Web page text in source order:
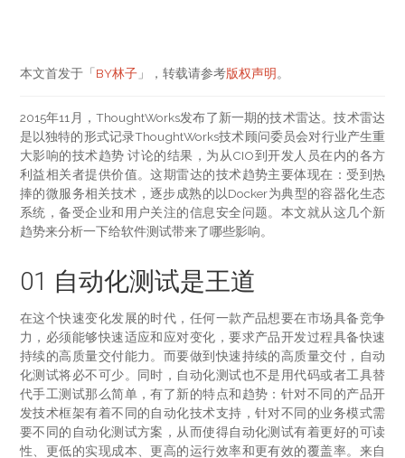
本文首发于「 BY林子」，转载请参考版权声明。
2015年11月，ThoughtWorks发布了新一期的技术雷达。技术雷达
是以独特的形式记录ThoughtWorks技术顾问委员会对行业产生重
大影响的技术趋势 讨论的结果，为从CIO到开发人员在内的各方
利益相关者提供价值。这期雷达的技术趋势主要体现在：受到热
捧的微服务相关技术，逐步成熟的以Docker为典型的容器化生态
系统，备受企业和用户关注的信息安全问题。本文就从这几个新
趋势来分析一下给软件测试带来了哪些影响。
01 自动化测试是王道
在这个快速变化发展的时代，任何一款产品想要在市场具备竞争
力，必须能够快速适应和应对变化，要求产品开发过程具备快速
持续的高质量交付能力。而要做到快速持续的高质量交付，自动
化测试将必不可少。同时，自动化测试也不是用代码或者工具替
代手工测试那么简单，有了新的特点和趋势：针对不同的产品开
发技术框架有着不同的自动化技术支持，针对不同的业务模式需
要不同的自动化测试方案，从而使得自动化测试有着更好的可读
性、更低的实现成本、更高的运行效率和更有效的覆盖率。来自